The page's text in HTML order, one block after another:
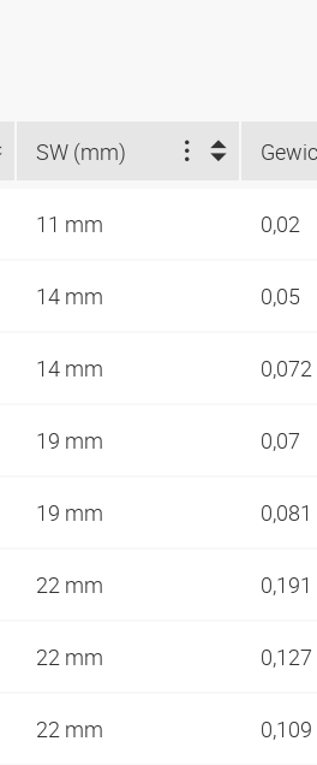
SW (mm)
11 mm 0,02
14 mm 0,05
14 mm 0,072
19 mm 0,07
19 mm 0,081
22 mm 0,191
22 mm 0,127
22 mm 0,109